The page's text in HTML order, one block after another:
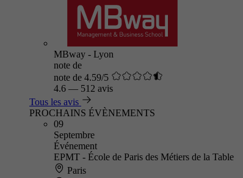
MBway - Lyon
note de
note de 4.59/5
4.6 — 512 avis
Tous les avis
PROCHAINS ÉVÈNEMENTS
09
Septembre
Événement
EPMT - École de Paris des Métiers de la Table
Paris